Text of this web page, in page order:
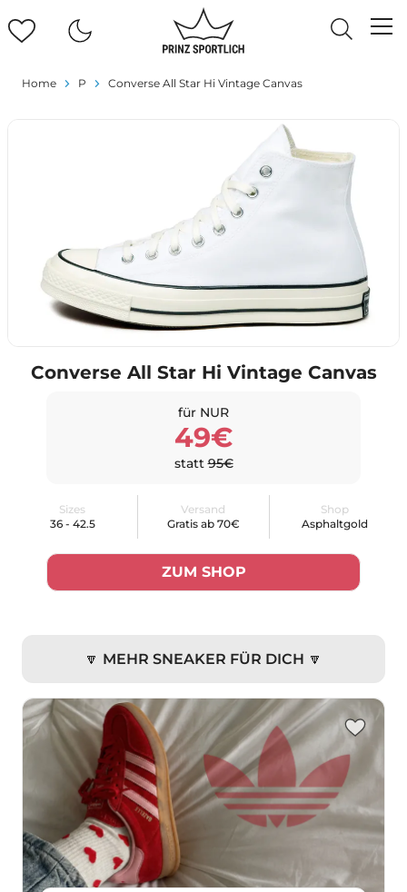
Home P Converse All Star Hi Vintage Canvas
Converse All Star Hi Vintage Canvas
für NUR
49€
statt95€
Sizes
36 - 42.5
Versand
Gratis ab 70€
Shop
Asphaltgold
ZUM SHOP
🔽 MEHR SNEAKER FÜR DICH 🔽